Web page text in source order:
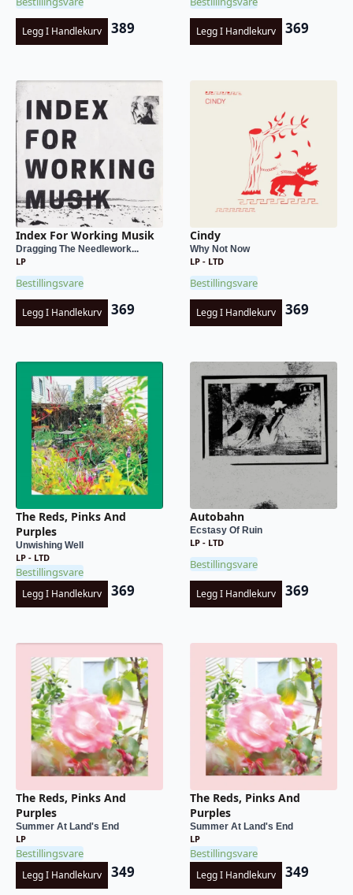
Legg I Handlekurv 389 Legg I Handlekurv 369
Index For Working Musik
Dragging The Needlework...
LP
Bestillingsvare
Legg I Handlekurv 369
Cindy
Why Not Now
LP - LTD
Bestillingsvare
Legg I Handlekurv 369
The Reds, Pinks And
Purples
Unwishing Well
LP - LTD
Bestillingsvare
Legg I Handlekurv 369
Autobahn
Ecstasy Of Ruin
LP - LTD
Bestillingsvare
Legg I Handlekurv 369
The Reds, Pinks And
Purples
Summer At Land's End
LP
Bestillingsvare
Legg I Handlekurv 349
The Reds, Pinks And
Purples
Summer At Land's End
LP
Bestillingsvare
Legg I Handlekurv 349